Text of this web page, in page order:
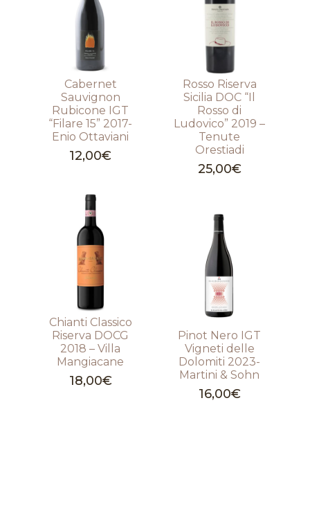
Cabernet
Sauvignon
Rubicone IGT
“Filare 15” 2017-
Enio Ottaviani
12,00€
Rosso Riserva
Sicilia DOC “Il
Rosso di
Ludovico” 2019 –
Tenute
Orestiadi
25,00€
Chianti Classico
Riserva DOCG
2018 – Villa
Mangiacane
18,00€
Pinot Nero IGT
Vigneti delle
Dolomiti 2023-
Martini & Sohn
16,00€